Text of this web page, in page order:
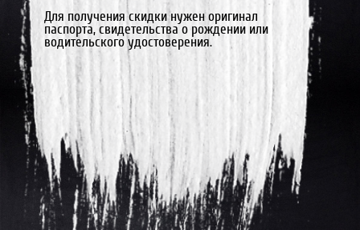
Для получения скидки нужен оригинал
паспорта, свидетельства о рождении или
водительского удостоверения.